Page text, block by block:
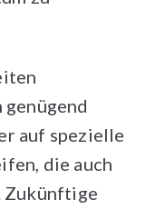
auf spezielle
die auch
Zukünftige